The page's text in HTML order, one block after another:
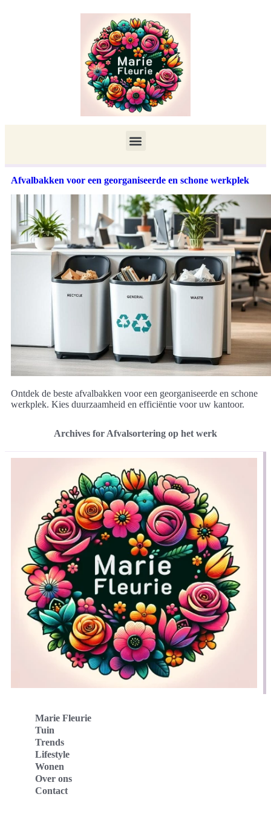
Afvalbakken voor een georganiseerde en schone werkplek
Ontdek de beste afvalbakken voor een georganiseerde en schone
werkplek. Kies duurzaamheid en efficiëntie voor uw kantoor.
Archives for Afvalsortering op het werk
Marie Fleurie
Tuin
Trends
Lifestyle
Wonen
Over ons
Contact